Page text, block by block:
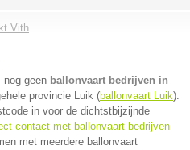
Vith
nog geen ballonvaart bedrijven in
provincie Luik (ballonvaart Luik).
in voor de dichtstbijzijnde
contact met ballonvaart bedrijven
met meerdere ballonvaart